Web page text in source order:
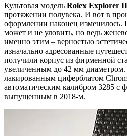
Культовая модель Rolex Explorer II
протяжении полувека. И вот в
оформлении наконец изменилось.
может и не уловить, но ведь
именно этим – верностью
изначально адресованные
получили корпус из фирменной
увеличенным до 42 мм диаметром.
лакированным циферблатом
автоматическим калибром 3285 с
выпущенным в 2018-м.